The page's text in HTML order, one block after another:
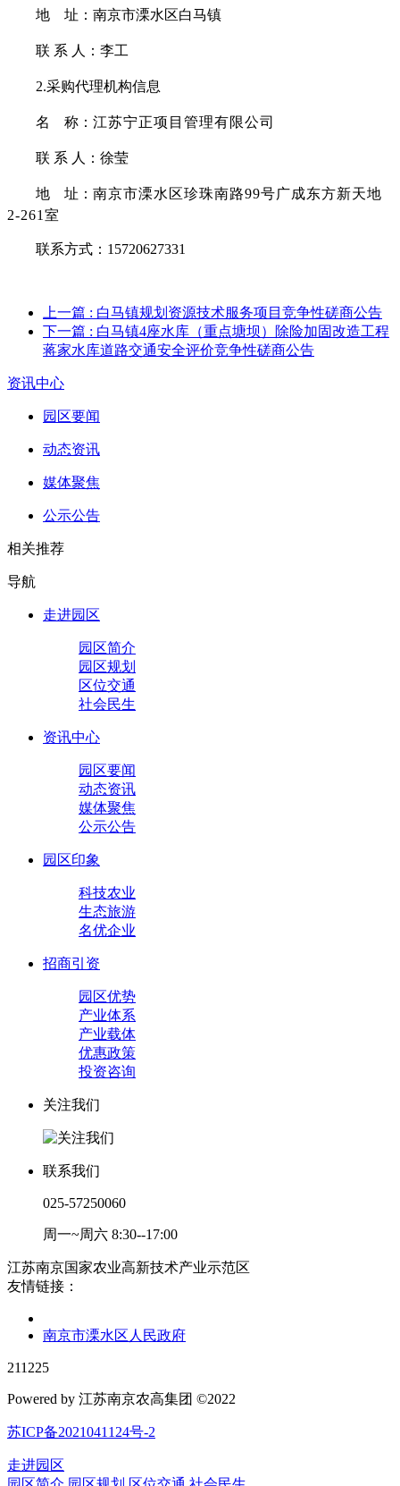
地 址：南京市溧水区白马镇
联 系 人： 李工
2.采购代理机构信息
名 称： 江苏宁正项目管理有限公司
联 系 人：徐莹
地 址： 南京市溧水区珍珠南路99号广成东方新天地
2-261室
联系方式： 15720627331
上一篇 : 白马镇规划资源技术服务项目竞争性磋商公告
下一篇 : 白马镇4座水库（重点塘坝）除险加固改造工程
蒋家水库道路交通安全评价竞争性磋商公告
资讯中心
园区要闻
动态资讯
媒体聚焦
公示公告
相关推荐
导航
走进园区
园区简介
园区规划
区位交通
社会民生
资讯中心
园区要闻
动态资讯
媒体聚焦
公示公告
园区印象
科技农业
生态旅游
名优企业
招商引资
园区优势
产业体系
产业载体
优惠政策
投资咨询
关注我们
联系我们
025-57250060
周一~周六 8:30--17:00
江苏南京国家农业高新技术产业示范区
友情链接：
南京市溧水区人民政府
211225
Powered by 江苏南京农高集团 ©2022
苏ICP备2021041124号-2
走进园区